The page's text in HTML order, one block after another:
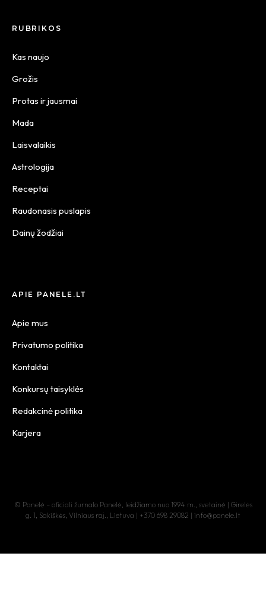
RUBRIKOS
Kas naujo
Grožis
Protas ir jausmai
Mada
Laisvalaikis
Astrologija
Receptai
Raudonasis puslapis
Dainų žodžiai
APIE PANELE.LT
Apie mus
Privatumo politika
Kontaktai
Konkursų taisyklės
Redakcinė politika
Karjera
© Panelė – oficiali žurnalo Panelė, leidžiamo nuo 1994 m., svetainė | Girelės
g. 1, Sakiškės, Vilniaus raj., Lietuva | +370 698 29082 | info@panele.lt